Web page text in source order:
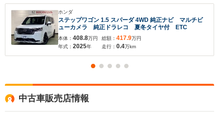
ホンダ
ステップワゴン 1.5 スパーダ 4WD 純正ナビ マルチビ
ューカメラ 純正ドラレコ 夏冬タイヤ付 ETC
本体： 408.8万円
年式： 2025年
総額： 417.9万円
走行： 0.4万km
中古車販売店情報